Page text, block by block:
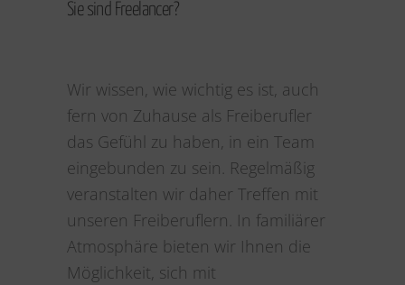
Sie sind Freelancer?
Wir wissen, wie wichtig es ist, auch
fern von Zuhause als Freiberufler
das Gefühl zu haben, in ein Team
eingebunden zu sein. Regelmäßig
veranstalten wir daher Treffen mit
unseren Freiberuflern. In familiärer
Atmosphäre bieten wir Ihnen die
Möglichkeit, sich mit